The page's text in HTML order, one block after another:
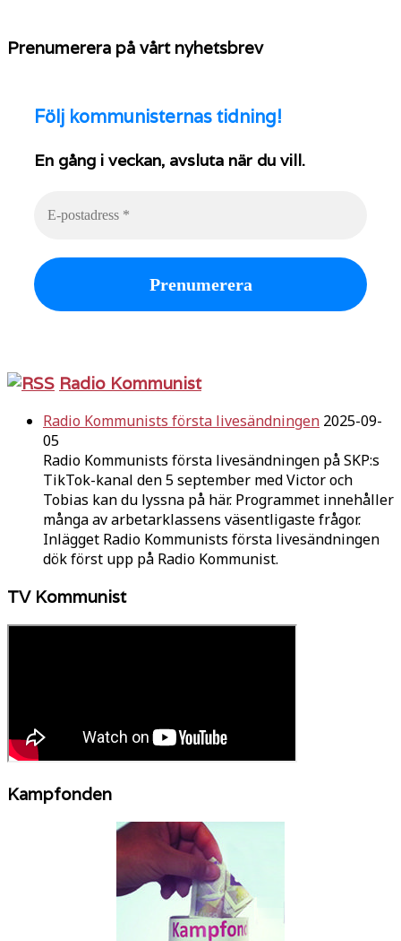
Prenumerera på vårt nyhetsbrev
Följ kommunisternas tidning!
En gång i veckan, avsluta när du vill.
Radio Kommunist
Radio Kommunists första livesändningen 2025-09-
05
Radio Kommunists första livesändningen på SKP:s
TikTok-kanal den 5 september med Victor och
Tobias kan du lyssna på här. Programmet innehåller
många av arbetarklassens väsentligaste frågor.
Inlägget Radio Kommunists första livesändningen
dök först upp på Radio Kommunist.
TV Kommunist
Kampfonden